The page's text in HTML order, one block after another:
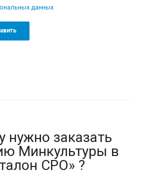
данных
нужно заказать
Минкультуры в
СРО» ?